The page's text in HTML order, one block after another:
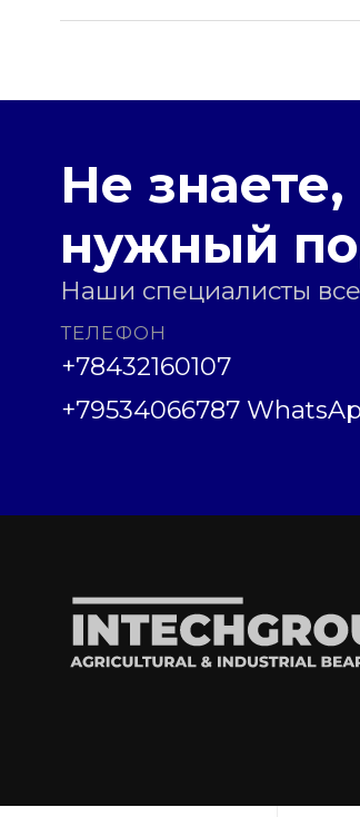
Не
нужный
Наши специалисты
ТЕЛЕФОН
+78432160107
+79534066787